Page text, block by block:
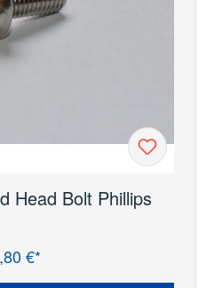
Head Bolt Phillips
€*